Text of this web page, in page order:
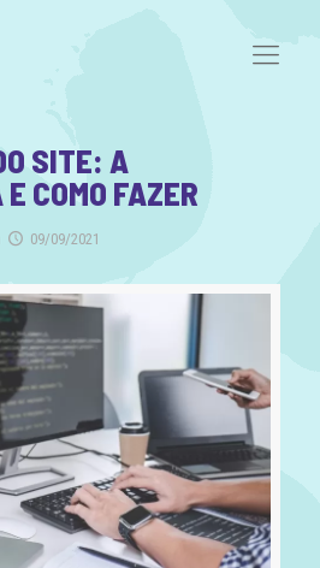
SITE: A
COMO FAZER
09/09/2021